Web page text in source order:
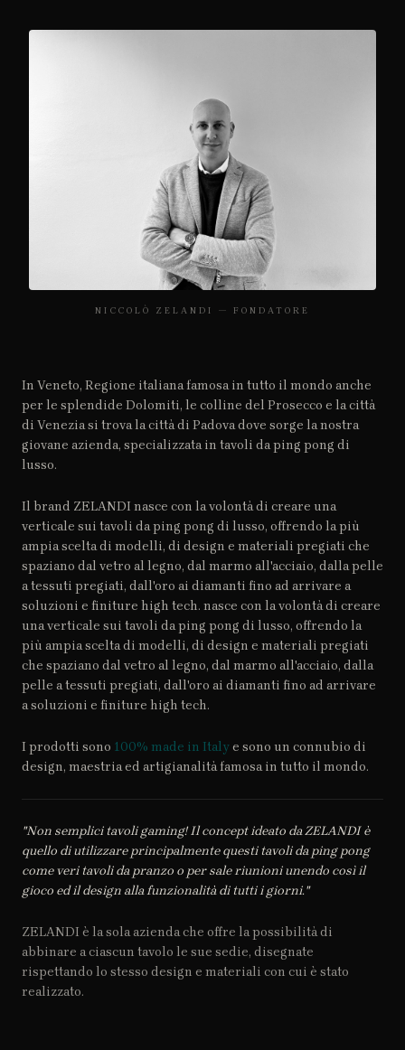
NICCOLÒ ZELANDI — FONDATORE
In Veneto, Regione italiana famosa in tutto il mondo anche
per le splendide Dolomiti, le colline del Prosecco e la città
di Venezia si trova la città di Padova dove sorge la nostra
giovane azienda, specializzata in tavoli da ping pong di
lusso.
Il brand ZELANDI nasce con la volontà di creare una
verticale sui tavoli da ping pong di lusso, offrendo la più
ampia scelta di modelli, di design e materiali pregiati che
spaziano dal vetro al legno, dal marmo all'acciaio, dalla pelle
a tessuti pregiati, dall'oro ai diamanti fino ad arrivare a
soluzioni e finiture high tech. nasce con la volontà di creare
una verticale sui tavoli da ping pong di lusso, offrendo la
più ampia scelta di modelli, di design e materiali pregiati
che spaziano dal vetro al legno, dal marmo all'acciaio, dalla
pelle a tessuti pregiati, dall'oro ai diamanti fino ad arrivare
a soluzioni e finiture high tech.
I prodotti sono 100% made in Italye sono un connubio di
design, maestria ed artigianalità famosa in tutto il mondo.
"Non semplici tavoli gaming! Il concept ideato da ZELANDI è
quello di utilizzare principalmente questi tavoli da ping pong
come veri tavoli da pranzo o per sale riunioni unendo così il
gioco ed il design alla funzionalità di tutti i giorni."
ZELANDI è la sola azienda che offre la possibilità di
abbinare a ciascun tavolo le sue sedie, disegnate
rispettando lo stesso design e materiali con cui è stato
realizzato.